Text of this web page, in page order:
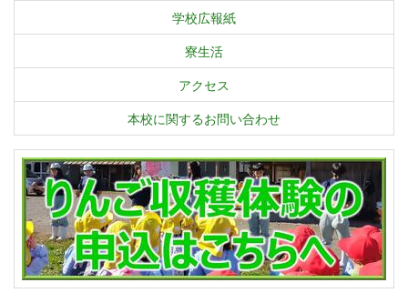
学校広報紙
寮生活
アクセス
本校に関するお問い合わせ